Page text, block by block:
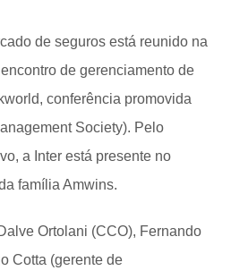
de seguros está reunido na
de gerenciamento de
conferência promovida
Society). Pelo
a Inter está presente no
família Amwins.
Ortolani (CCO), Fernando
Cotta (gerente de